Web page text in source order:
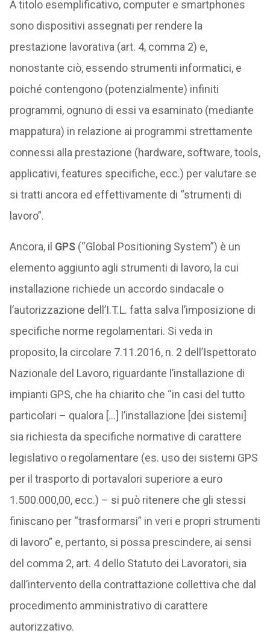
A titolo esemplificativo, computer e smartphones
sono dispositivi assegnati per rendere la
prestazione lavorativa (art. 4, comma 2) e,
nonostante ciò, essendo strumenti informatici, e
poiché contengono (potenzialmente) infiniti
programmi, ognuno di essi va esaminato (mediante
mappatura) in relazione ai programmi strettamente
connessi alla prestazione (hardware, software, tools,
applicativi, features specifiche, ecc.) per valutare se
si tratti ancora ed effettivamente di “strumenti di
lavoro”.
Ancora, il GPS(“Global Positioning System”) è un
elemento aggiunto agli strumenti di lavoro, la cui
installazione richiede un accordo sindacale o
l’autorizzazione dell’I.T.L. fatta salva l’imposizione di
specifiche norme regolamentari. Si veda in
proposito, la circolare 7.11.2016, n. 2 dell’Ispettorato
Nazionale del Lavoro, riguardante l’installazione di
impianti GPS, che ha chiarito che “in casi del tutto
particolari – qualora […] l’installazione [dei sistemi]
sia richiesta da specifiche normative di carattere
legislativo o regolamentare (es. uso dei sistemi GPS
per il trasporto di portavalori superiore a euro
1.500.000,00, ecc.) – si può ritenere che gli stessi
finiscano per “trasformarsi” in veri e propri strumenti
di lavoro” e, pertanto, si possa prescindere, ai sensi
del comma 2, art. 4 dello Statuto dei Lavoratori, sia
dall’intervento della contrattazione collettiva che dal
procedimento amministrativo di carattere
autorizzativo.